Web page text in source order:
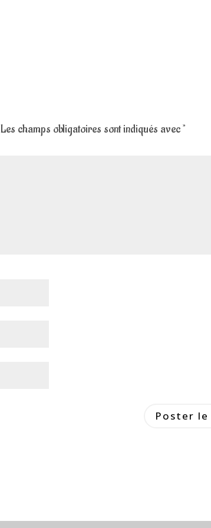
Les champs obligatoires sont indiqués avec*